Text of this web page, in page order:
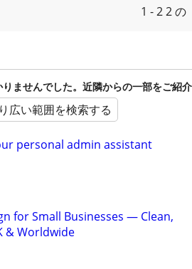
1 - 22 の
ませんでした。近隣からの一部をご紹介
広い範囲を検索する
personal admin assistant
for Small Businesses — Clean,
& Worldwide